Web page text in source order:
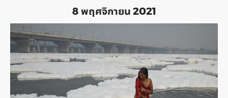
8 พฤศจิกายน 2021